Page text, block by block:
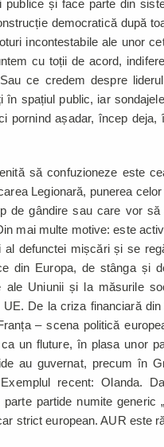
publice și face parte din
democratică după
incontestabile ale unor
cu toții de acord,
ce credem despre
în spațiul public, iar
pornind așadar, încep
să confuzioneze este
Legionară, punerea
de gândire sau care vor
mai multe motive: este
al defunctei mișcări și se
din Europa, de stânga și
ale Uniunii și la măsurile
De la criza financiară
– scena politică
un fluture, în plasa unor
au guvernat, precum în
Exemplul recent: Olanda.
partide numite generic
strict european. AUR este